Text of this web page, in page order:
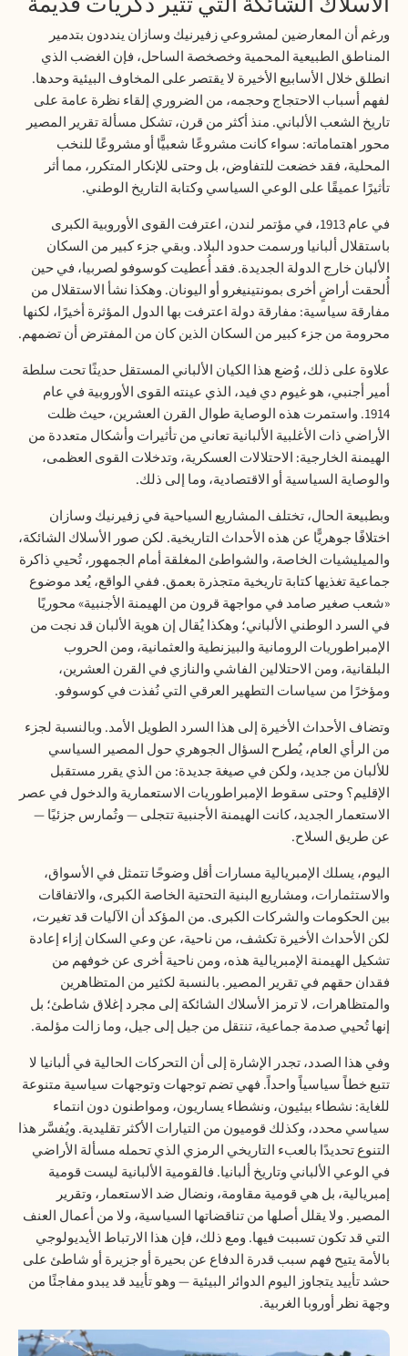
ورغم أن المعارضين لمشروعي زفيرنيك وسازان ينددون بتدمير
المناطق الطبيعية المحمية وخصخصة الساحل، فإن الغضب الذي
انطلق خلال الأسابيع الأخيرة لا يقتصر على المخاوف البيئية وحدها.
لفهم أسباب الاحتجاج وحجمه، من الضروري إلقاء نظرة عامة على
تاريخ الشعب الألباني. منذ أكثر من قرن، تشكل مسألة تقرير المصير
محور اهتماماته: سواء كانت مشروعًا شعبيًّا أو مشروعًا للنخب
المحلية، فقد خضعت للتفاوض، بل وحتى للإنكار المتكرر، مما أثر
تأثيرًا عميقًا على الوعي السياسي وكتابة التاريخ الوطني.
في عام 1913، في مؤتمر لندن، اعترفت القوى الأوروبية الكبرى
باستقلال ألبانيا ورسمت حدود البلاد. وبقي جزء كبير من السكان
الألبان خارج الدولة الجديدة. فقد أُعطيت كوسوفو لصربيا، في حين
أُلحقت أراضٍ أخرى بمونتينيغرو أو اليونان. وهكذا نشأ الاستقلال من
مفارقة سياسية: مفارقة دولة اعترفت بها الدول المؤثرة أخيرًا، لكنها
محرومة من جزء كبير من السكان الذين كان من المفترض أن تضمهم.
علاوة على ذلك، وُضع هذا الكيان الألباني المستقل حديثًا تحت سلطة
أمير أجنبي، هو غيوم دي فيد، الذي عينته القوى الأوروبية في عام
1914. واستمرت هذه الوصاية طوال القرن العشرين، حيث ظلت
الأراضي ذات الأغلبية الألبانية تعاني من تأثيرات وأشكال متعددة من
الهيمنة الخارجية: الاحتلالات العسكرية، وتدخلات القوى العظمى،
والوصاية السياسية أو الاقتصادية، وما إلى ذلك.
وبطبيعة الحال، تختلف المشاريع السياحية في زفيرنيك وسازان
اختلافًا جوهريًّا عن هذه الأحداث التاريخية. لكن صور الأسلاك الشائكة،
والميليشيات الخاصة، والشواطئ المغلقة أمام الجمهور، تُحيي ذاكرة
جماعية تغذيها كتابة تاريخية متجذرة بعمق. ففي الواقع، يُعد موضوع
«شعب صغير صامد في مواجهة قرون من الهيمنة الأجنبية» محوريًا
في السرد الوطني الألباني؛ وهكذا يُقال إن هوية الألبان قد نجت من
الإمبراطوريات الرومانية والبيزنطية والعثمانية، ومن الحروب
البلقانية، ومن الاحتلالين الفاشي والنازي في القرن العشرين،
ومؤخرًا من سياسات التطهير العرقي التي نُفذت في كوسوفو.
وتضاف الأحداث الأخيرة إلى هذا السرد الطويل الأمد. وبالنسبة لجزء
من الرأي العام، يُطرح السؤال الجوهري حول المصير السياسي
للألبان من جديد، ولكن في صيغة جديدة: من الذي يقرر مستقبل
الإقليم؟ وحتى سقوط الإمبراطوريات الاستعمارية والدخول في عصر
الاستعمار الجديد، كانت الهيمنة الأجنبية تتجلى — وتُمارس جزئيًا —
عن طريق السلاح.
اليوم، يسلك الإمبريالية مسارات أقل وضوحًا تتمثل في الأسواق،
والاستثمارات، ومشاريع البنية التحتية الخاصة الكبرى، والاتفاقات
بين الحكومات والشركات الكبرى. من المؤكد أن الآليات قد تغيرت،
لكن الأحداث الأخيرة تكشف، من ناحية، عن وعي السكان إزاء إعادة
تشكيل الهيمنة الإمبريالية هذه، ومن ناحية أخرى عن خوفهم من
فقدان حقهم في تقرير المصير. بالنسبة لكثير من المتظاهرين
والمتظاهرات، لا ترمز الأسلاك الشائكة إلى مجرد إغلاق شاطئ؛ بل
إنها تُحيي صدمة جماعية، تنتقل من جيل إلى جيل، وما زالت مؤلمة.
وفي هذا الصدد، تجدر الإشارة إلى أن التحركات الحالية في ألبانيا لا
تتبع خطاً سياسياً واحداً. فهي تضم توجهات وتوجهات سياسية متنوعة
للغاية: نشطاء بيئيون، ونشطاء يساريون، ومواطنون دون انتماء
سياسي محدد، وكذلك قوميون من التيارات الأكثر تقليدية. ويُفسَّر هذا
التنوع تحديدًا بالعبء التاريخي الرمزي الذي تحمله مسألة الأراضي
في الوعي الألباني وتاريخ ألبانيا. فالقومية الألبانية ليست قومية
إمبريالية، بل هي قومية مقاومة، ونضال ضد الاستعمار، وتقرير
المصير. ولا يقلل أصلها من تناقضاتها السياسية، ولا من أعمال العنف
التي قد تكون تسببت فيها. ومع ذلك، فإن هذا الارتباط الأيديولوجي
بالأمة يتيح فهم سبب قدرة الدفاع عن بحيرة أو جزيرة أو شاطئ على
حشد تأييد يتجاوز اليوم الدوائر البيئية — وهو تأييد قد يبدو مفاجئًا من
وجهة نظر أوروبا الغربية.